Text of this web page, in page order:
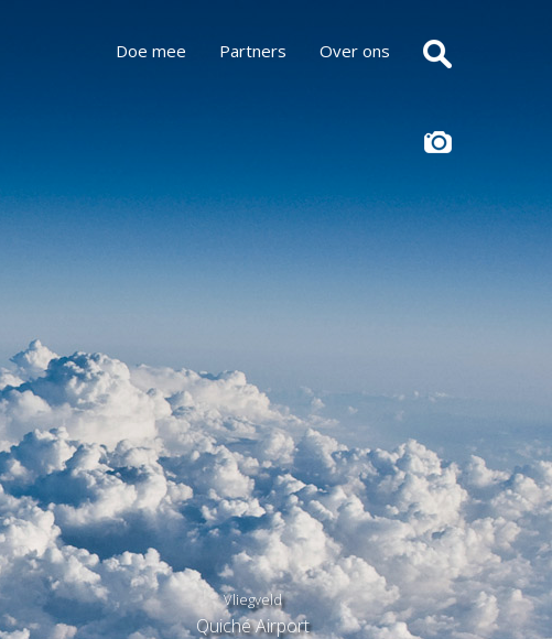
Doe mee Partners Over ons
Vliegveld
Quiché Airport